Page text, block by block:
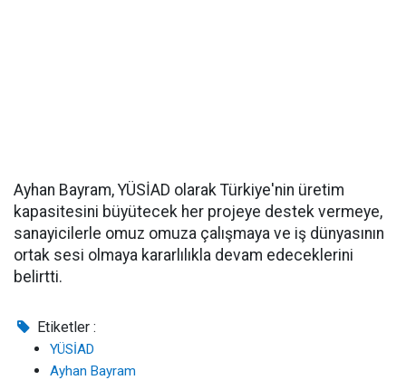
Ayhan Bayram, YÜSİAD olarak Türkiye'nin üretim
kapasitesini büyütecek her projeye destek vermeye,
sanayicilerle omuz omuza çalışmaya ve iş dünyasının
ortak sesi olmaya kararlılıkla devam edeceklerini
belirtti.
Etiketler :
YÜSİAD
Ayhan Bayram